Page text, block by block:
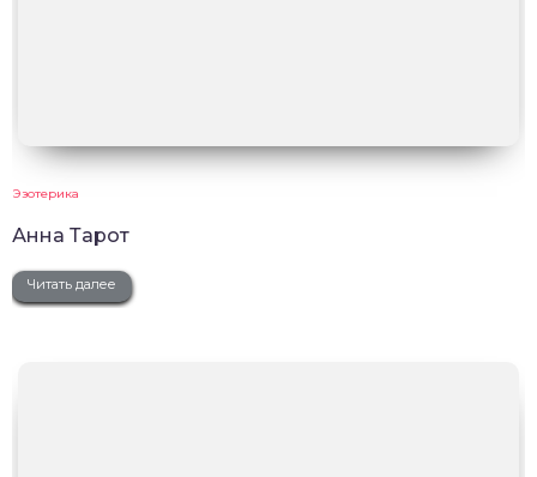
Эзотерика
Анна Тарот
Читать далее